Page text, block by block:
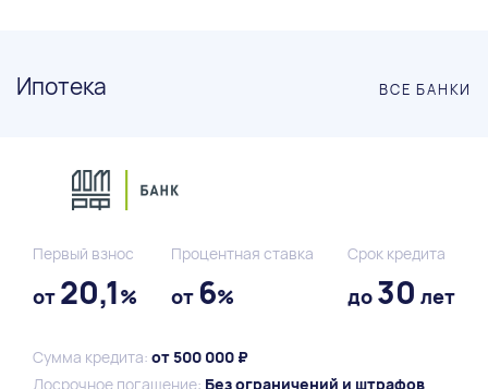
Ипотека ВСЕ БАНКИ
Первый взнос
от 20,1%
Процентная ставка
от 6%
Срок кредита
до 30 лет
Сумма кредита: от 500 000 ₽
Досрочное погашение: Без ограничений и штрафов